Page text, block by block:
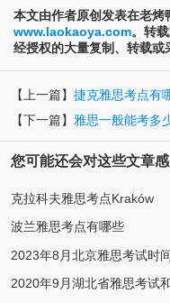
本文由作者原创发表在老烤
www.laokaoya.com。转
经授权的大量复制、转载或
【上一篇】 捷克雅思考点有
【下一篇】 雅思一般能考多
您可能还会对这些文章感
克拉科夫雅思考点Kraków
波兰雅思考点有哪些
2023年8月北京雅思考试时
2020年9月湖北省雅思考试